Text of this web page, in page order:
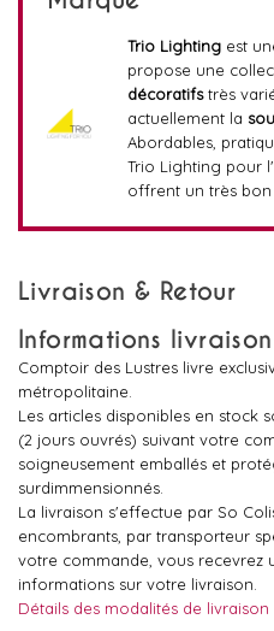
Trio Lighting est
propose une
décoratifstrès
actuellement la
Abordables,
Trio Lighting pour
offrent un très
Livraison & Retour
Informations livraison
Comptoir des Lustres livre
métropolitaine.
Les articles disponibles en stock
(2 jours ouvrés) suivant votre
soigneusement emballés et
surdimmensionnés.
La livraison s'effectue par So
encombrants, par transporteur
votre commande, vous recevrez
informations sur votre livraison.
Détails des modalités de livraison